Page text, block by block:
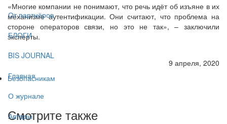
От партнёров
БЛОГИ
BIS JOURNAL
Главная
О журнале
Авторы
«Многие компании не понимают, что речь идёт об изъяне в их
механизме аутентификации. Они считают, что проблема на
стороне операторов связи, но это не так», – заключили
эксперты.
9 апреля, 2020
Безопасникам
Смотрите также